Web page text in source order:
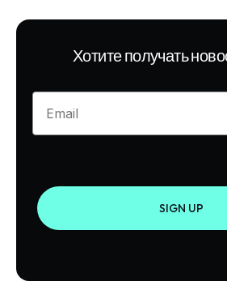
Хотите получать
Enter your email
SIGN UP